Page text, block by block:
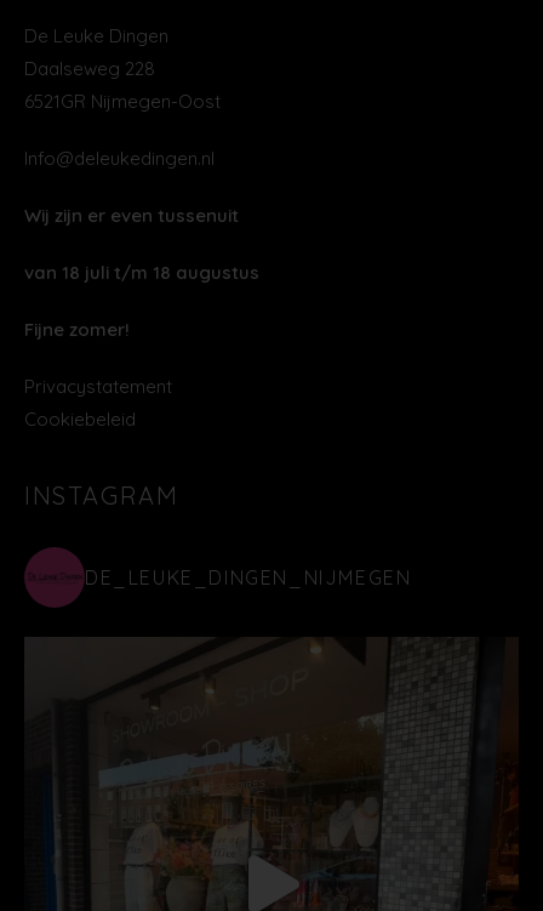
De Leuke Dingen
Daalseweg 228
6521GR Nijmegen-Oost
Info@deleukedingen.nl
Wij zijn er even tussenuit
van 18 juli t/m 18 augustus
Fijne zomer!
Privacystatement
Cookiebeleid
INSTAGRAM
DE_LEUKE_DINGEN_NIJMEGEN